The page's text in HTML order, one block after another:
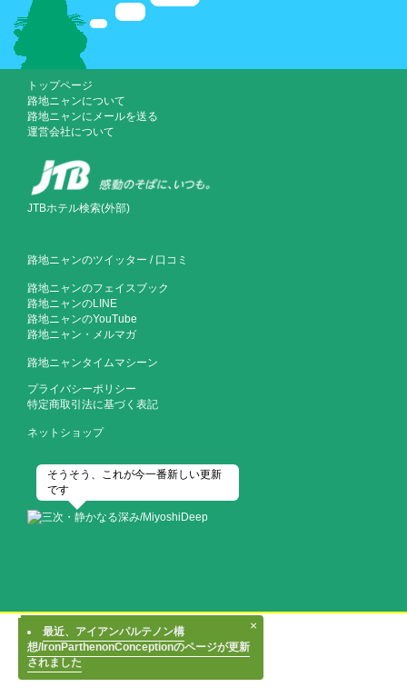
トップページ
路地ニャンについて
路地ニャンにメールを送る
運営会社について
JTBホテル検索(外部)
路地ニャンのツイッター / 口コミ
路地ニャンのフェイスブック
路地ニャンのLINE
路地ニャンのYouTube
路地ニャン・メルマガ
路地ニャンタイムマシーン
プライバシーポリシー
特定商取引法に基づく表記
ネットショップ
そうそう、これが今一番新しい更新
です
雪化粧の三次のまちには深みのある文化が根付いていた...。
×
最近、アイアンパルテノン構
想/IronParthenonConceptionのページが更新
されました